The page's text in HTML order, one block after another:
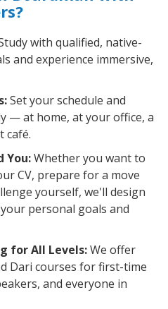
with qualified, native-
and experience immersive,
Set your schedule and
— at home, at your office, a
café.
You:Whether you want to
CV, prepare for a move
yourself, we'll design
personal goals and
for All Levels:We offer
Dari courses for first-time
and everyone in